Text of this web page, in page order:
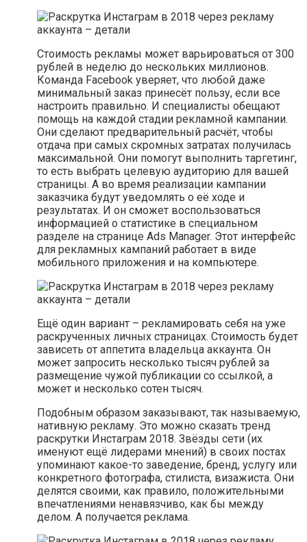
Стоимость рекламы может варьироваться от 300
рублей в неделю до нескольких миллионов.
Команда Facebook уверяет, что любой даже
минимальный заказ принесёт пользу, если все
настроить правильно. И специалисты обещают
помощь на каждой стадии рекламной кампании.
Они сделают предварительный расчёт, чтобы
отдача при самых скромных затратах получилась
максимальной. Они помогут выполнить таргетинг,
то есть выбрать целевую аудиторию для вашей
страницы. А во время реализации кампании
заказчика будут уведомлять о её ходе и
результатах. И он сможет воспользоваться
информацией о статистике в специальном
разделе на странице Ads Manager. Этот интерфейс
для рекламных кампаний работает в виде
мобильного приложения и на компьютере.
Ещё один вариант – рекламировать себя на уже
раскрученных личных страницах. Стоимость будет
зависеть от аппетита владельца аккаунта. Он
может запросить несколько тысяч рублей за
размещение чужой публикации со ссылкой, а
может и несколько сотен тысяч.
Подобным образом заказывают, так называемую,
нативную рекламу. Это можно сказать тренд
раскрутки Инстаграм 2018. Звёзды сети (их
именуют ещё лидерами мнений) в своих постах
упоминают какое-то заведение, бренд, услугу или
конкретного фотографа, стилиста, визажиста. Они
делятся своими, как правило, положительными
впечатлениями ненавязчиво, как бы между
делом. А получается реклама.